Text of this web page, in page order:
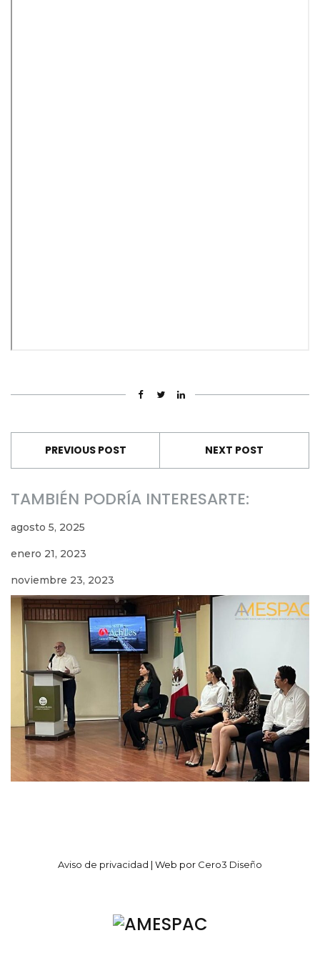
PREVIOUS POST NEXT POST
TAMBIÉN PODRÍA INTERESARTE:
agosto 5, 2025
enero 21, 2023
noviembre 23, 2023
Aviso de privacidad | Web por Cero3 Diseño